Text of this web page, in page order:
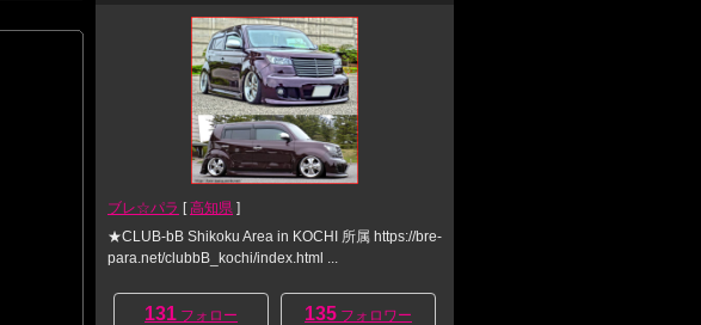
ブレ☆パラ [高知県 ]
★CLUB-bB Shikoku Area in KOCHI 所属 https://bre-
para.net/clubbB_kochi/index.html ...
131 フォロー 135 フォロワー